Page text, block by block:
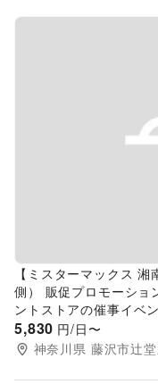
Previous slide
【ミスターマックス
側） 販促プロモーショ
ントストアの催事イベ
5,830 円/日〜
神奈川県 藤沢市辻